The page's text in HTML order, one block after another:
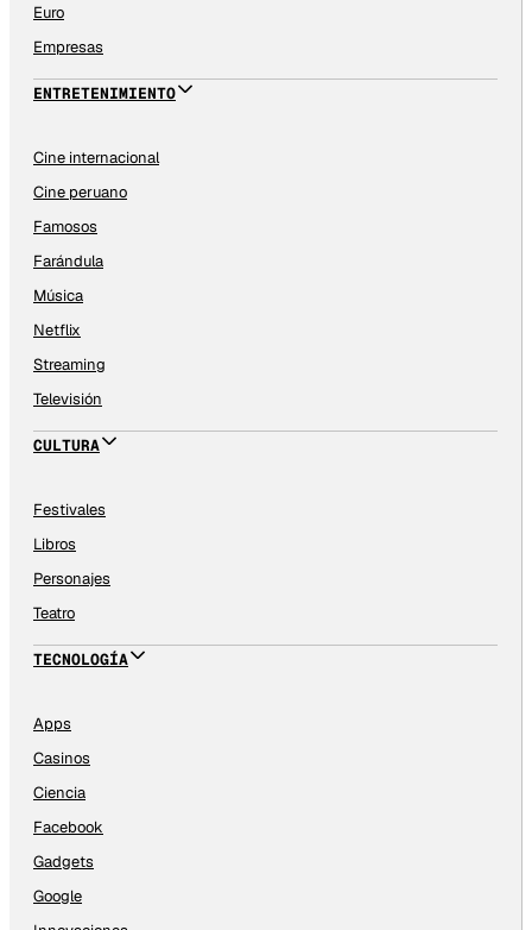
Euro
Empresas
ENTRETENIMIENTO
Cine internacional
Cine peruano
Famosos
Farándula
Música
Netflix
Streaming
Televisión
CULTURA
Festivales
Libros
Personajes
Teatro
TECNOLOGÍA
Apps
Casinos
Ciencia
Facebook
Gadgets
Google